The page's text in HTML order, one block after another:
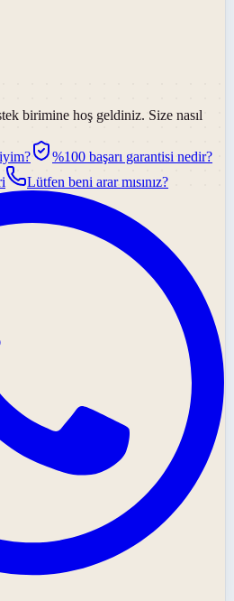
birimine hoş geldiniz. Size nasıl
%100 başarı garantisi nedir?
Lütfen beni arar mısınız?